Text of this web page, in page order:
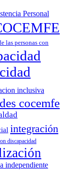
que forman
este año
Personal
las personas con
inclusiva
cocemfe
integración
discapacidad
independiente